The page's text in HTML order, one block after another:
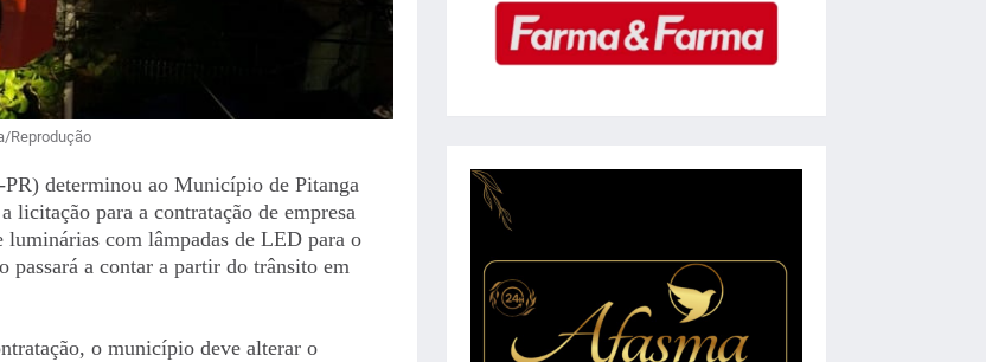
Reprodução
determinou ao Município de Pitanga
licitação para a contratação de empresa
luminárias com lâmpadas de LED para o
a contar a partir do trânsito em
o município deve alterar o